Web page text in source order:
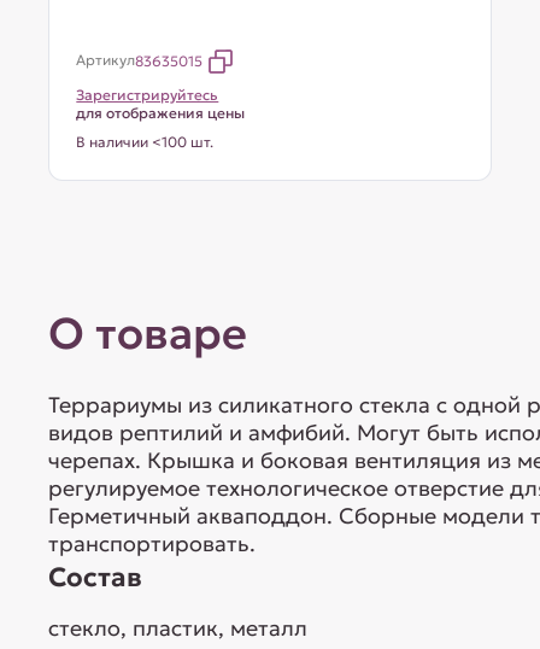
Артикул83635015
Зарегистрируйтесь
для отображения цены
В наличии <100 шт.
О товаре
Террариумы из силикатного стекла с
видов рептилий и амфибий. Могут быть
черепах. Крышка и боковая вентиляция из
регулируемое технологическое отверстие
Герметичный акваподдон. Сборные модели
транспортировать.
Состав
стекло, пластик, металл